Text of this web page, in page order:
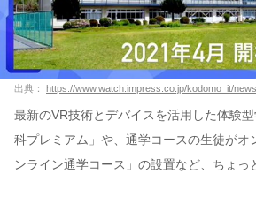
出典： https://www.watch.impress.co.jp/kodomo_it/
最新のVR技術とデバイスを活用した体験
科プレミアム」や、通学コースの生徒がオ
ンライン通学コース」の設置など、ちょっ